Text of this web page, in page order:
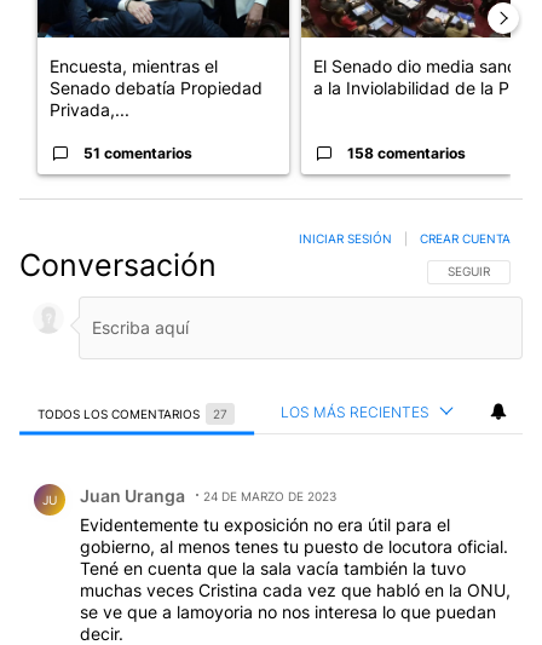
Encuesta, mientras el
Senado debatía Propiedad
Privada,...
51 comentarios
El Senado dio media sanción
a la Inviolabilidad de la P...
158 comentarios
Conversación SIGA ESTA
SEGUIR
INICIAR SESIÓN CREAR CUENTA
TODOS LOS COMENTARIOS 27 LOS MÁS RECIENTES
JU Juan Uranga 24 DE MARZO DE 2023
Evidentemente tu exposición no era útil para el
gobierno, al menos tenes tu puesto de locutora oficial.
Tené en cuenta que la sala vacía también la tuvo
muchas veces Cristina cada vez que habló en la ONU,
se ve que a lamoyoria no nos interesa lo que puedan
decir.